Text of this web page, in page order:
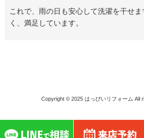
これで、雨の日も安心して洗濯を干せ
く、満足しています。
Copyright © 2025 はっぴいリフォーム All